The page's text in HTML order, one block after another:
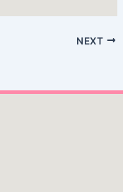
NEXT